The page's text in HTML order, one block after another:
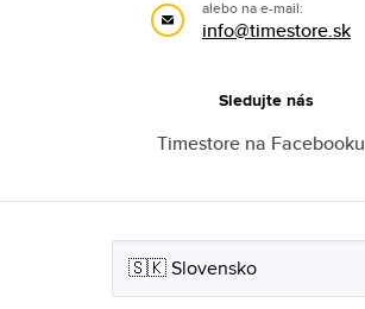
alebo na e-mail:
info@timestore.sk
Sledujte nás
Timestore na Facebooku